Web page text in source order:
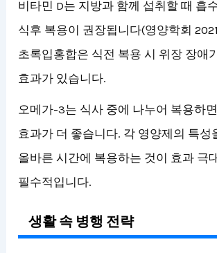
비타민 D는 지방과 함께 섭취할 때 흡
식후 복용이 권장됩니다(영양학회
초록입홍합은 식전 복용 시 위장 장애
효과가 있습니다.
오메가-3는 식사 중에 나누어 복용하
효과가 더 좋습니다. 각 영양제의 특성
올바른 시간에 복용하는 것이 효과 극
필수적입니다.
생활 속 병행 전략